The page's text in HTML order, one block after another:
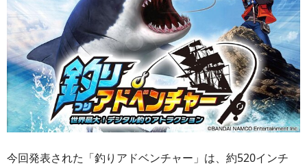
今回発表された「釣りアドベンチャー」は、約520インチ